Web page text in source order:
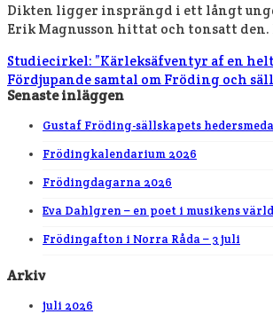
Dikten ligger insprängd i ett långt
Erik Magnusson hittat och tonsatt den.
Studiecirkel: ”Kärleksäfventyr af en
Fördjupande samtal om Fröding och
Senaste inläggen
Gustaf Fröding-sällskapets
Frödingkalendarium 2026
Frödingdagarna 2026
Eva Dahlgren – en poet i musikens
Frödingafton i Norra Råda – 3 juli
Arkiv
juli 2026